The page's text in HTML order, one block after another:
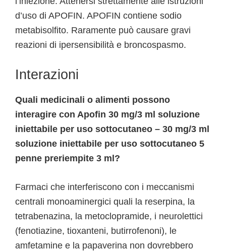
d’uso di APOFIN. APOFIN contiene sodio
metabisolfito. Raramente può causare gravi
reazioni di ipersensibilità e broncospasmo.
Interazioni
Quali medicinali o alimenti possono
interagire con Apofin 30 mg/3 ml soluzione
iniettabile per uso sottocutaneo – 30 mg/3 ml
soluzione iniettabile per uso sottocutaneo 5
penne preriempite 3 ml?
Farmaci che interferiscono con i meccanismi
centrali monoaminergici quali la reserpina, la
tetrabenazina, la metoclopramide, i neurolettici
(fenotiazine, tioxanteni, butirrofenoni), le
amfetamine e la papaverina non dovrebbero